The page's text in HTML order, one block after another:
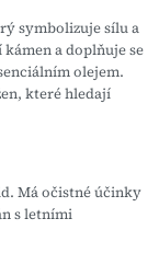
symbolizuje sílu a
a doplňuje se
olejem.
které hledají
Má očistné účinky
s letními